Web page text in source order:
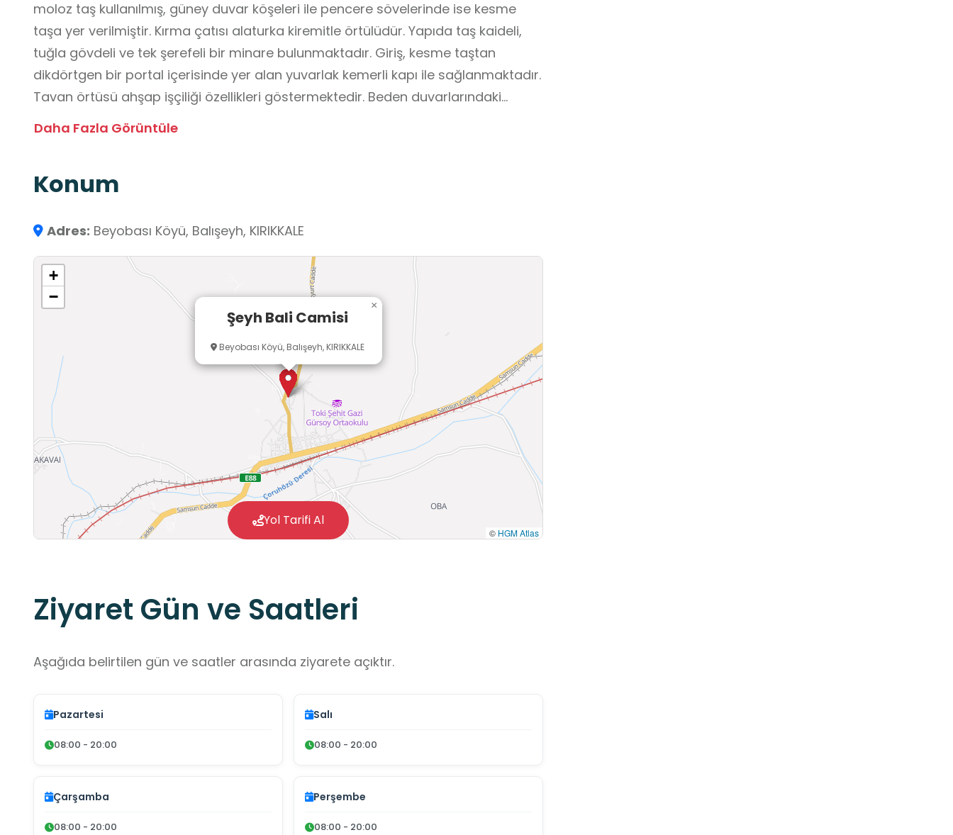
moloz taş kullanılmış, güney duvar köşeleri ile pencere sövelerinde ise kesme
taşa yer verilmiştir. Kırma çatısı alaturka kiremitle örtülüdür. Yapıda taş kaideli,
tuğla gövdeli ve tek şerefeli bir minare bulunmaktadır. Giriş, kesme taştan
dikdörtgen bir portal içerisinde yer alan yuvarlak kemerli kapı ile sağlanmaktadır.
Tavan örtüsü ahşap işçiliği özellikleri göstermektedir. Beden duvarlarındaki
süsleme anlayışını yansıtan bezemelere yer verildiği görülmektedir.
Daha Fazla Görüntüle
Konum
Adres: Beyobası Köyü, Balışeyh, KIRIKKALE
Şeyh Bali Camisi
Beyobası Köyü, Balışeyh, KIRIKKALE
×
+
−
© HGM Atlas
Yol Tarifi Al
Ziyaret Gün ve Saatleri
Aşağıda belirtilen gün ve saatler arasında ziyarete açıktır.
Pazartesi
08:00 - 20:00
Salı
08:00 - 20:00
Çarşamba
08:00 - 20:00
Perşembe
08:00 - 20:00